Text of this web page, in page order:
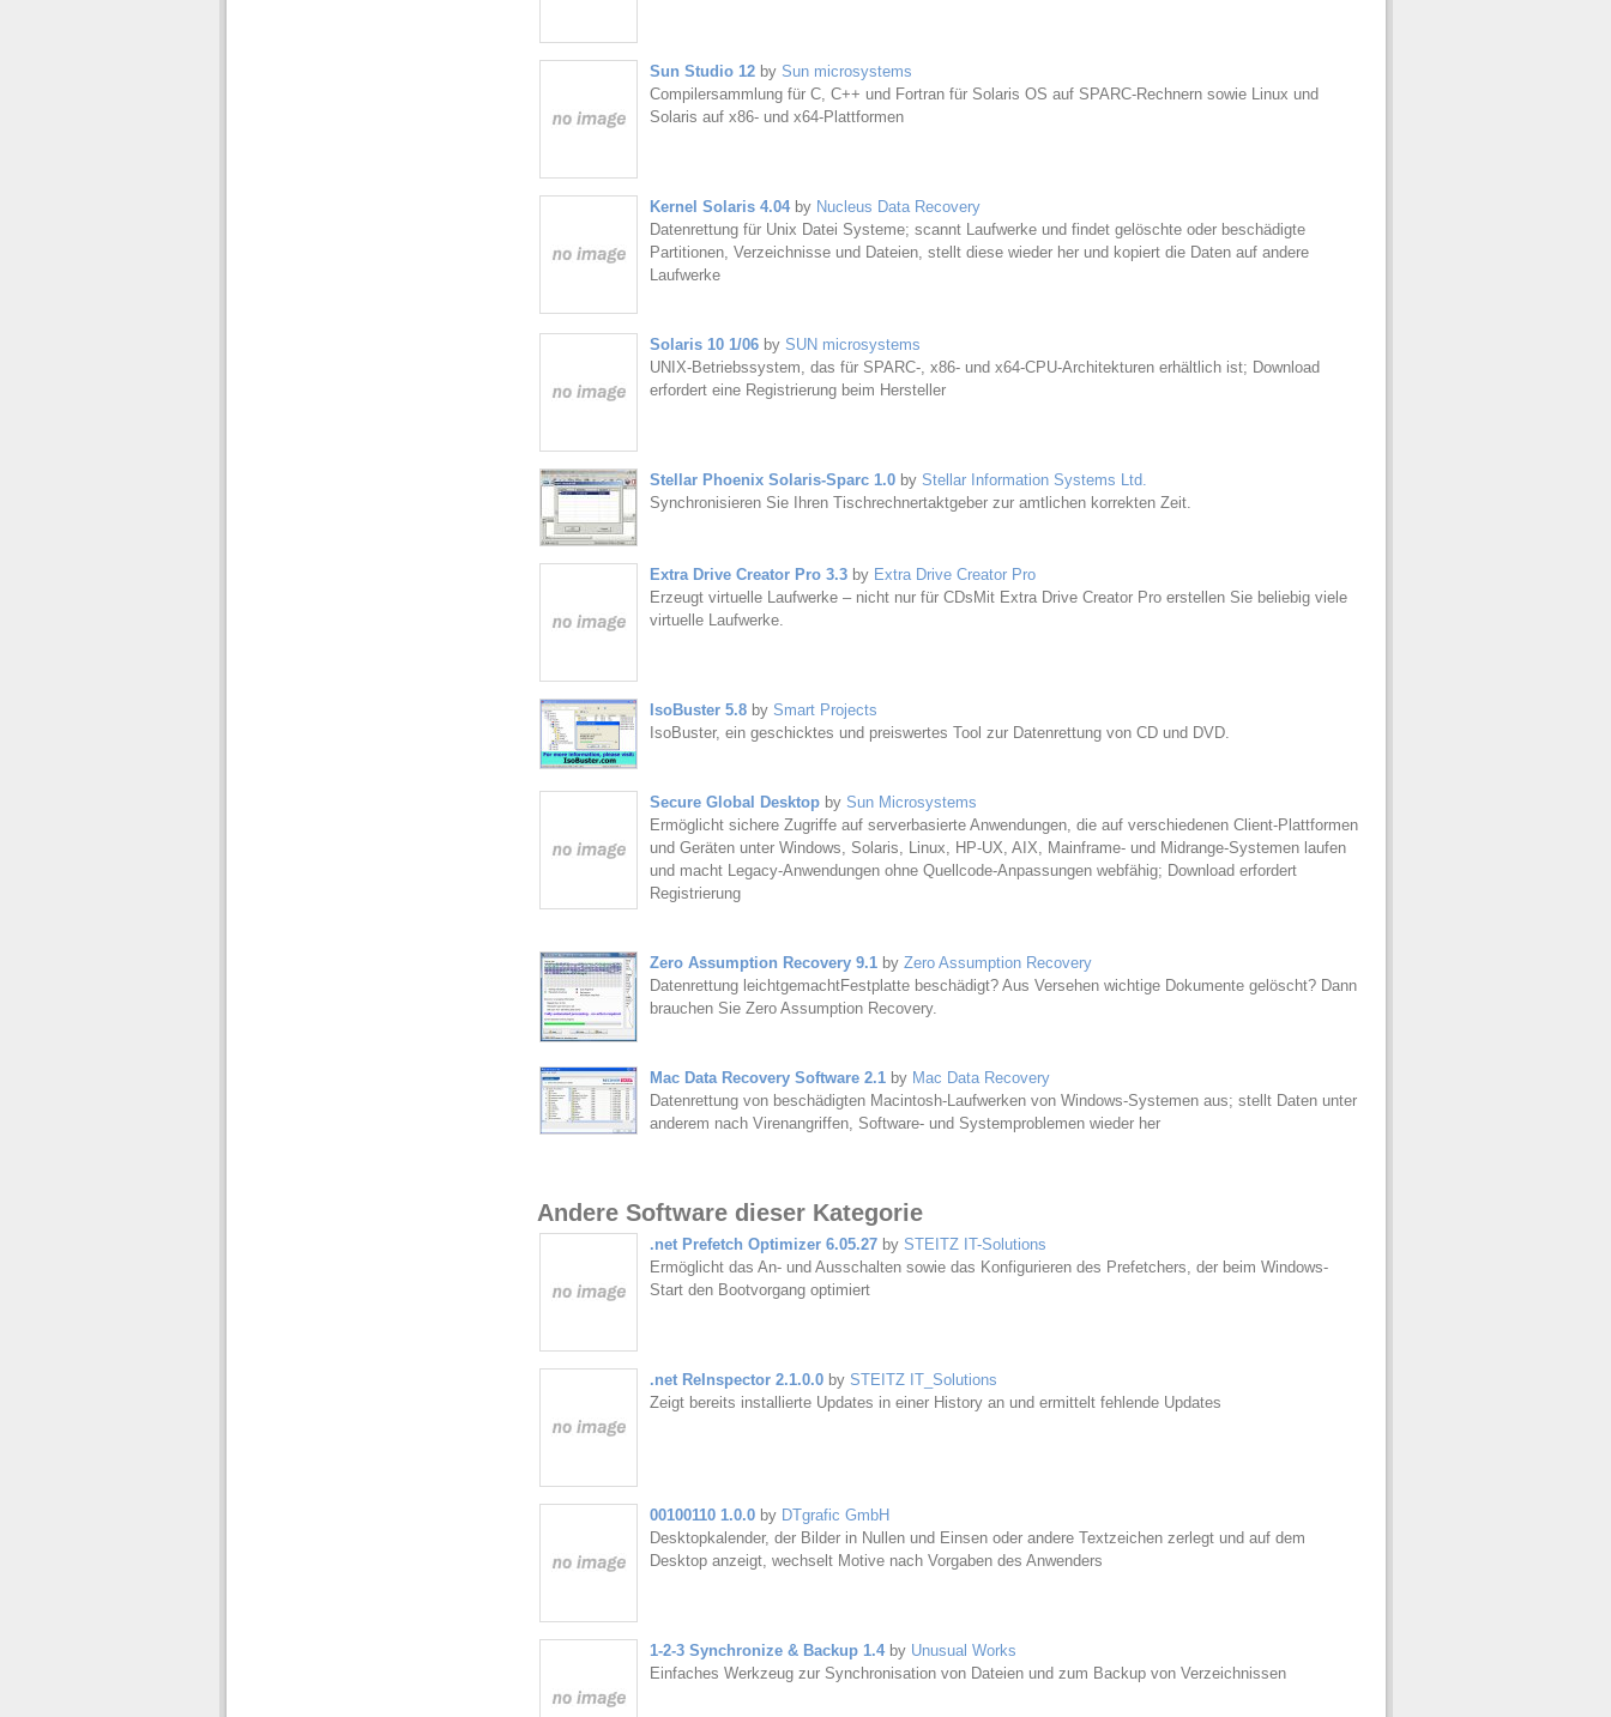
Sun Studio 12by Sun microsystems
Compilersammlung für C, C++ und Fortran für Solaris OS auf SPARC-Rechnern sowie Linux und
Solaris auf x86- und x64-Plattformen
Kernel Solaris 4.04by Nucleus Data Recovery
Datenrettung für Unix Datei Systeme; scannt Laufwerke und findet gelöschte oder beschädigte
Partitionen, Verzeichnisse und Dateien, stellt diese wieder her und kopiert die Daten auf andere
Laufwerke
Solaris 10 1/06by SUN microsystems
UNIX-Betriebssystem, das für SPARC-, x86- und x64-CPU-Architekturen erhältlich ist; Download
erfordert eine Registrierung beim Hersteller
Stellar Phoenix Solaris-Sparc 1.0by Stellar Information Systems Ltd.
Synchronisieren Sie Ihren Tischrechnertaktgeber zur amtlichen korrekten Zeit.
Extra Drive Creator Pro 3.3by Extra Drive Creator Pro
Erzeugt virtuelle Laufwerke – nicht nur für CDsMit Extra Drive Creator Pro erstellen Sie beliebig viele
virtuelle Laufwerke.
IsoBuster 5.8by Smart Projects
IsoBuster, ein geschicktes und preiswertes Tool zur Datenrettung von CD und DVD.
Secure Global Desktopby Sun Microsystems
Ermöglicht sichere Zugriffe auf serverbasierte Anwendungen, die auf verschiedenen Client-Plattformen
und Geräten unter Windows, Solaris, Linux, HP-UX, AIX, Mainframe- und Midrange-Systemen laufen
und macht Legacy-Anwendungen ohne Quellcode-Anpassungen webfähig; Download erfordert
Registrierung
Zero Assumption Recovery 9.1by Zero Assumption Recovery
Datenrettung leichtgemachtFestplatte beschädigt? Aus Versehen wichtige Dokumente gelöscht? Dann
brauchen Sie Zero Assumption Recovery.
Mac Data Recovery Software 2.1by Mac Data Recovery
Datenrettung von beschädigten Macintosh-Laufwerken von Windows-Systemen aus; stellt Daten unter
anderem nach Virenangriffen, Software- und Systemproblemen wieder her
Andere Software dieser Kategorie
.net Prefetch Optimizer 6.05.27by STEITZ IT-Solutions
Ermöglicht das An- und Ausschalten sowie das Konfigurieren des Prefetchers, der beim Windows-
Start den Bootvorgang optimiert
.net ReInspector 2.1.0.0by STEITZ IT_Solutions
Zeigt bereits installierte Updates in einer History an und ermittelt fehlende Updates
00100110 1.0.0by DTgrafic GmbH
Desktopkalender, der Bilder in Nullen und Einsen oder andere Textzeichen zerlegt und auf dem
Desktop anzeigt, wechselt Motive nach Vorgaben des Anwenders
1-2-3 Synchronize & Backup 1.4by Unusual Works
Einfaches Werkzeug zur Synchronisation von Dateien und zum Backup von Verzeichnissen